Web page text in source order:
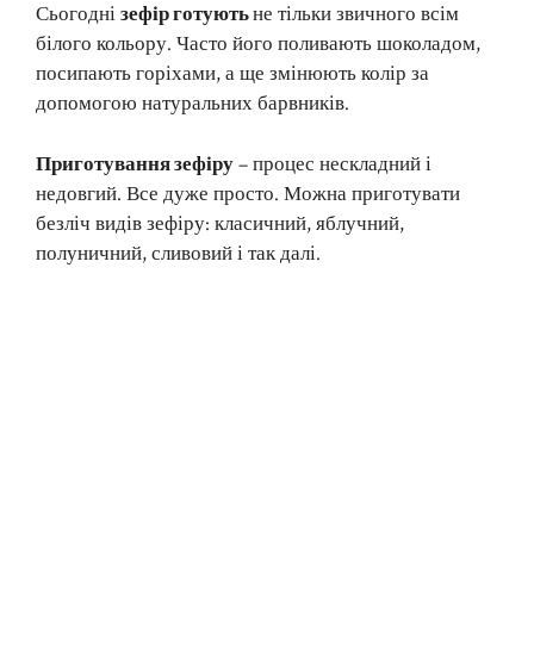
Сьогоднізефір готуютьне тільки звичного всім
білого кольору. Часто його поливають шоколадом,
посипають горіхами, а ще змінюють колір за
допомогою натуральних барвників.
Приготування зефіру– процес нескладний і
недовгий. Все дуже просто. Можна приготувати
безліч видів зефіру: класичний, яблучний,
полуничний, сливовий і так далі.